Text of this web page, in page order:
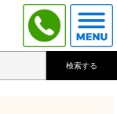
検索する